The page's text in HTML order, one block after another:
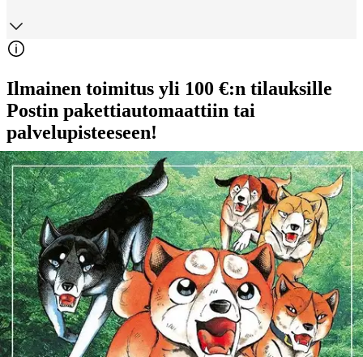
Ilmainen toimitus yli 100 €:n tilauksille
Postin pakettiautomaattiin tai
palvelupisteeseen!
Etu ei koske Suuri‑lisäpalvelulla toimitettavia tuotteita.
Tarkista myymäläsaatavuus
Ei saatavilla